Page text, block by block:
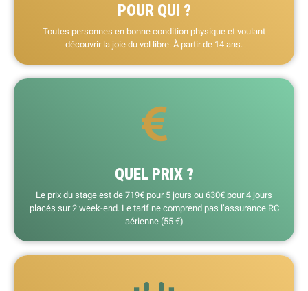
POUR QUI ?
Toutes personnes en bonne condition physique et voulant
découvrir la joie du vol libre. À partir de 14 ans.
QUEL PRIX ?
Le prix du stage est de 719€ pour 5 jours ou 630€ pour 4 jours
placés sur 2 week-end. Le tarif ne comprend pas l’assurance RC
aérienne (55 €)